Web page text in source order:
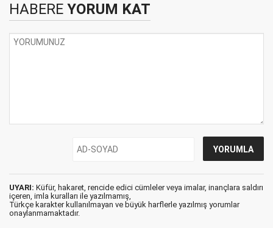
HABERE YORUM KAT
UYARI: Küfür, hakaret, rencide edici cümleler veya imalar, inançlara saldırı
içeren, imla kuralları ile yazılmamış,
Türkçe karakter kullanılmayan ve büyük harflerle yazılmış yorumlar
onaylanmamaktadır.